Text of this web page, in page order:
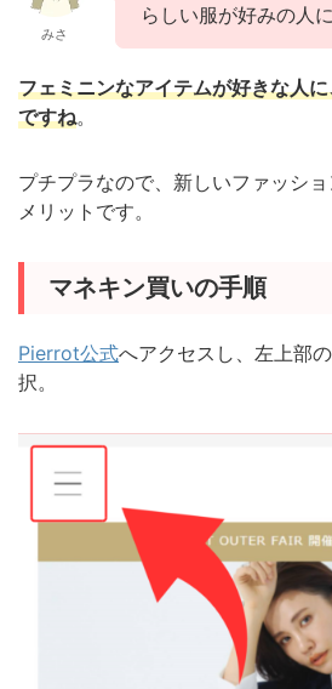
みさ
らしい服が好みの人
フェミニンなアイテムが好きな人
ですね。
プチプラなので、新しいファッシ
メリットです。
マネキン買いの手順
Pierrot公式へアクセスし、左上部の
択。